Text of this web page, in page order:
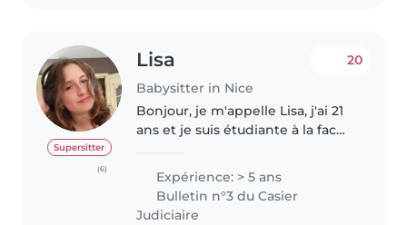
Supersitter
(6)
Lisa
Babysitter in Nice
20
Bonjour, je m'appelle Lisa, j'ai 21
ans et je suis étudiante à la fac
qualifier, je dirai que je suis
quelqu'un de ponctuelle,
sérieuse, patiente,..
Expérience: > 5 ans
Bulletin n°3 du Casier
Judiciaire